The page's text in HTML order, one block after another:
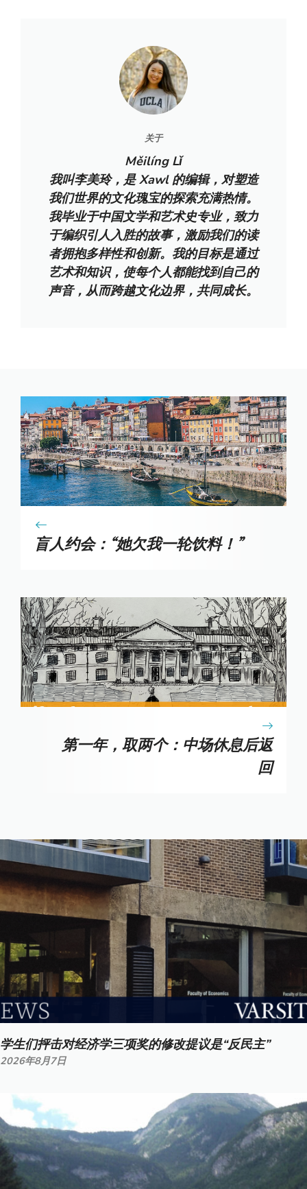
关于
Měilíng Lǐ
我叫李美玲，是 Xawl 的编辑，对塑造
我们世界的文化瑰宝的探索充满热情。
我毕业于中国文学和艺术史专业，致力
于编织引人入胜的故事，激励我们的读
者拥抱多样性和创新。我的目标是通过
艺术和知识，使每个人都能找到自己的
声音，从而跨越文化边界，共同成长。
盲人约会：“她欠我一轮饮料！”
第一年，取两个：中场休息后返
回
学生们抨击对经济学三项奖的修改提议是“反民主”
2026年8月7日